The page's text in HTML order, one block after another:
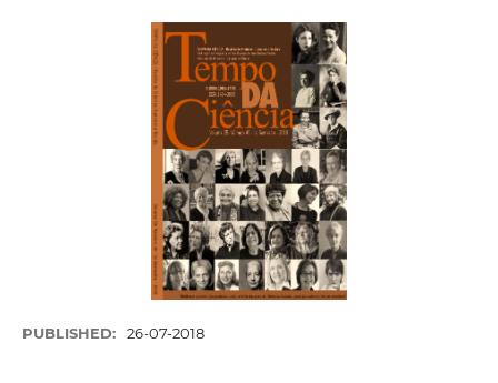
PUBLISHED: 26-07-2018